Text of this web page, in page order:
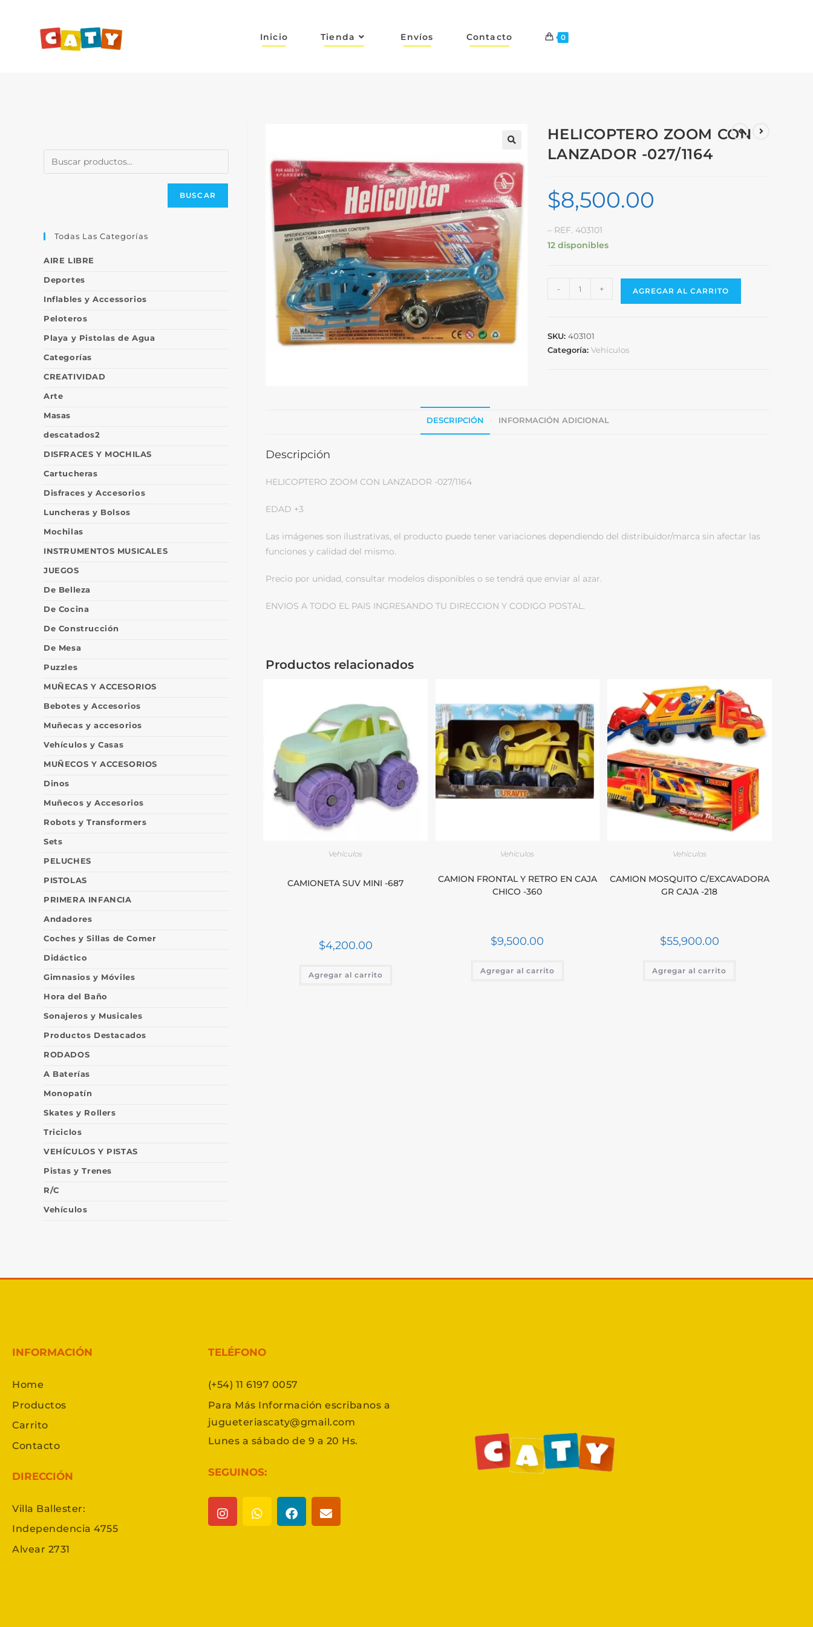
Inicio Tienda Envíos Contacto 0
HELICOPTERO ZOOM CON
LANZADOR -027/1164
$8,500.00
– REF. 403101
12 disponibles
- + AGREGAR AL CARRITO
SKU:403101
Categoría:Vehículos
DESCRIPCIÓN INFORMACIÓN ADICIONAL
Descripción
HELICOPTERO ZOOM CON LANZADOR -027/1164
EDAD +3
Las imágenes son ilustrativas, el producto puede tener variaciones dependiendo del distribuidor/marca sin afectar las
funciones y calidad del mismo.
Precio por unidad, consultar modelos disponibles o se tendrá que enviar al azar.
ENVIOS A TODO EL PAIS INGRESANDO TU DIRECCION Y CODIGO POSTAL.
Productos relacionados
Vehículos
CAMIONETA SUV MINI -687
$4,200.00
Agregar al carrito
Vehículos
CAMION FRONTAL Y RETRO EN CAJA
CHICO -360
$9,500.00
Agregar al carrito
Vehículos
CAMION MOSQUITO C/EXCAVADORA
GR CAJA -218
$55,900.00
Agregar al carrito
BUSCAR
Todas Las Categorías
AIRE LIBRE
Deportes
Inflables y Accessorios
Peloteros
Playa y Pistolas de Agua
Categorías
CREATIVIDAD
Arte
Masas
descatados2
DISFRACES Y MOCHILAS
Cartucheras
Disfraces y Accesorios
Luncheras y Bolsos
Mochilas
INSTRUMENTOS MUSICALES
JUEGOS
De Belleza
De Cocina
De Construcción
De Mesa
Puzzles
MUÑECAS Y ACCESORIOS
Bebotes y Accesorios
Muñecas y accesorios
Vehículos y Casas
MUÑECOS Y ACCESORIOS
Dinos
Muñecos y Accesorios
Robots y Transformers
Sets
PELUCHES
PISTOLAS
PRIMERA INFANCIA
Andadores
Coches y Sillas de Comer
Didáctico
Gimnasios y Móviles
Hora del Baño
Sonajeros y Musicales
Productos Destacados
RODADOS
A Baterías
Monopatín
Skates y Rollers
Triciclos
VEHÍCULOS Y PISTAS
Pistas y Trenes
R/C
Vehículos
INFORMACIÓN
Home
Productos
Carrito
Contacto
DIRECCIÓN
Villa Ballester:
Independencia 4755
Alvear 2731
TELÉFONO
(+54) 11 6197 0057
Para Más Información escribanos a
jugueteriascaty@gmail.com
Lunes a sábado de 9 a 20 Hs.
SEGUINOS: